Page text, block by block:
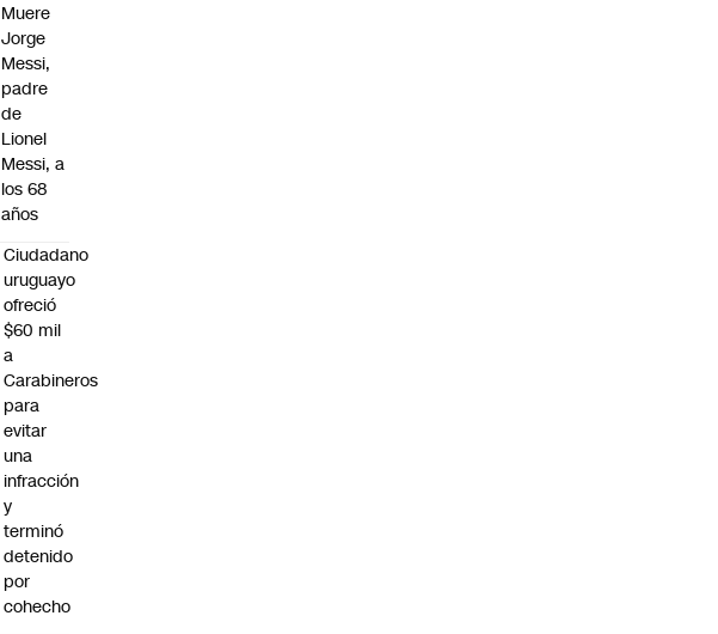
Muere
Jorge
Messi,
padre
de
Lionel
Messi, a
los 68
años
Ciudadano
uruguayo
ofreció
$60 mil
a
Carabineros
para
evitar
una
infracción
y
terminó
detenido
por
cohecho